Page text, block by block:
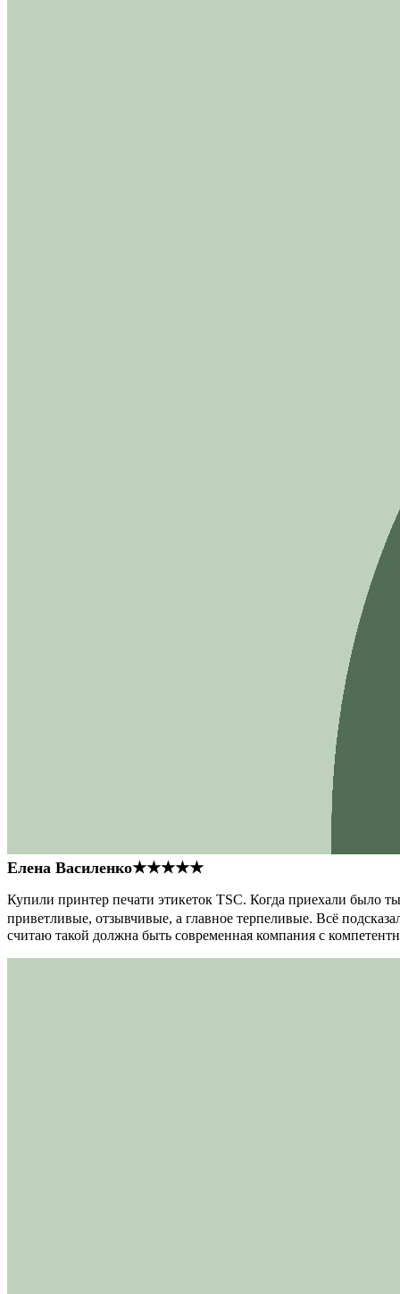
Елена Василенко★★★★★
Купили принтер печати этикеток TSC. Когда приехали было
приветливые, отзывчивые, а главное терпеливые. Всё
считаю такой должна быть современная компания с